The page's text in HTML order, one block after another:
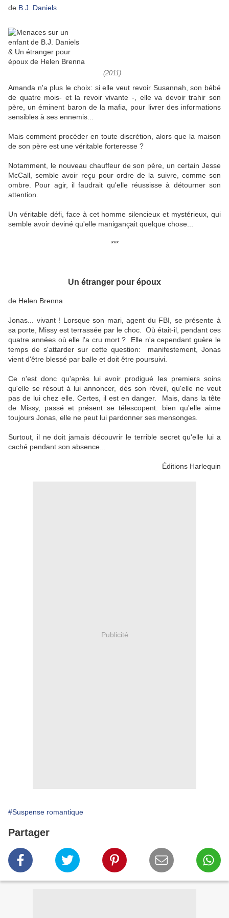
de B.J. Daniels
(2011)
Amanda n'a plus le choix: si elle veut revoir Susannah, son bébé
de quatre mois- et la revoir vivante -, elle va devoir trahir son
père, un éminent baron de la mafia, pour livrer des informations
sensibles à ses ennemis...
Mais comment procéder en toute discrétion, alors que la maison
de son père est une véritable forteresse ?
Notamment, le nouveau chauffeur de son père, un certain Jesse
McCall, semble avoir reçu pour ordre de la suivre, comme son
ombre. Pour agir, il faudrait qu'elle réussisse à détourner son
attention.
Un véritable défi, face à cet homme silencieux et mystérieux, qui
semble avoir deviné qu'elle manigançait quelque chose...
***
Un étranger pour époux
de Helen Brenna
Jonas... vivant ! Lorsque son mari, agent du FBI, se présente à
sa porte, Missy est terrassée par le choc. Où était-il, pendant ces
quatre années où elle l'a cru mort ? Elle n'a cependant guère le
temps de s'attarder sur cette question: manifestement, Jonas
vient d'être blessé par balle et doit être poursuivi.
Ce n'est donc qu'après lui avoir prodigué les premiers soins
qu'elle se résout à lui annoncer, dès son réveil, qu'elle ne veut
pas de lui chez elle. Certes, il est en danger. Mais, dans la tête
de Missy, passé et présent se télescopent: bien qu'elle aime
toujours Jonas, elle ne peut lui pardonner ses mensonges.
Surtout, il ne doit jamais découvrir le terrible secret qu'elle lui a
caché pendant son absence...
Éditions Harlequin
Publicité
#Suspense romantique
Partager